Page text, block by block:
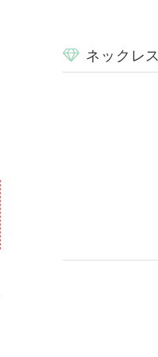
ネックレス